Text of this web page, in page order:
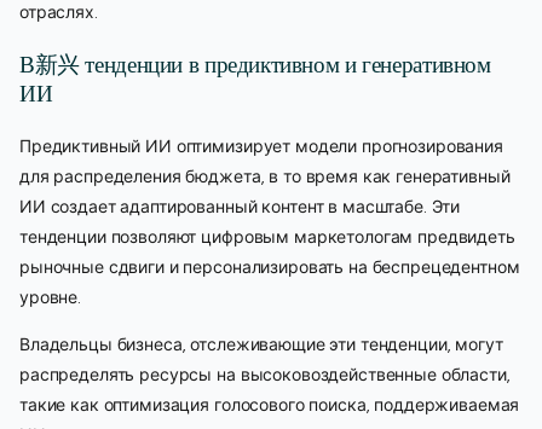
отраслях.
В新兴 тенденции в предиктивном и генеративном
ИИ
Предиктивный ИИ оптимизирует модели прогнозирования
для распределения бюджета, в то время как генеративный
ИИ создает адаптированный контент в масштабе. Эти
тенденции позволяют цифровым маркетологам предвидеть
рыночные сдвиги и персонализировать на беспрецедентном
уровне.
Владельцы бизнеса, отслеживающие эти тенденции, могут
распределять ресурсы на высоковоздейственные области,
такие как оптимизация голосового поиска, поддерживаемая